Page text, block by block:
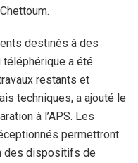
destinés à des
téléphérique a été
restants et
techniques, a ajouté le
à l’APS. Les
permettront
des dispositifs de